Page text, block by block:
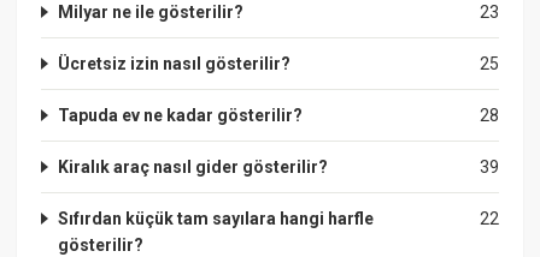
23
Milyar ne ile gösterilir?
25
Ücretsiz izin nasıl gösterilir?
28
Tapuda ev ne kadar gösterilir?
39
Kiralık araç nasıl gider gösterilir?
22
Sıfırdan küçük tam sayılara hangi harfle
gösterilir?